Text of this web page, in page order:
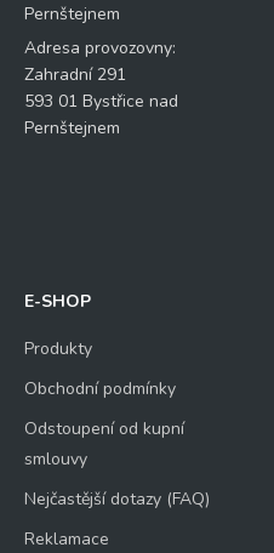
Pernštejnem
Adresa provozovny:
Zahradní 291
593 01 Bystřice nad
Pernštejnem
E-SHOP
Produkty
Obchodní podmínky
Odstoupení od kupní
smlouvy
Nejčastější dotazy (FAQ)
Reklamace